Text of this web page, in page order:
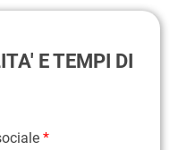
E TEMPI DI
*